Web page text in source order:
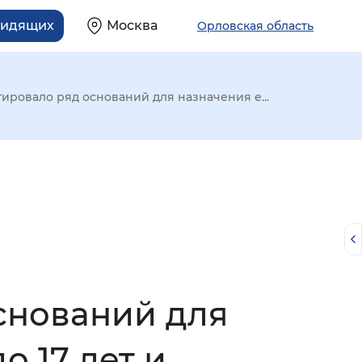
Москва Орловская область
ряд оснований для назначения е...
для